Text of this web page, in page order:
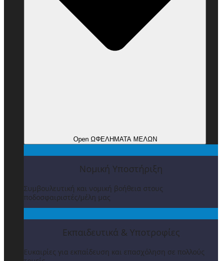
Open ΩΦΕΛΗΜΑΤΑ ΜΕΛΩΝ
Νομική Υποστήριξη
Συμβουλευτική και νομική βοήθεια στους
ποδοσφαιριστές/μέλη μας
Εκπαιδευτικά & Υποτροφίες
Ευκαιρίες για εκπαίδευση και επασχόληση σε πολλούς